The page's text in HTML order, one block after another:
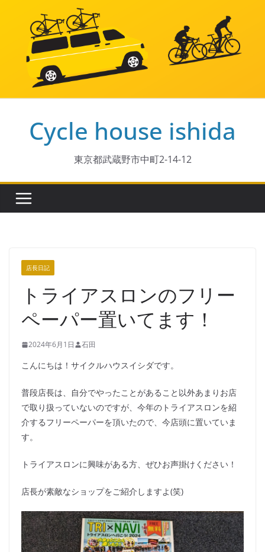
Cycle house ishida
東京都武蔵野市中町2-14-12
店長日記
トライアスロンのフリー
ペーパー置いてます！
2024年6月1日 石田
こんにちは！サイクルハウスイシダです。
普段店長は、自分でやったことがあること以外あまりお店
で取り扱っていないのですが、今年のトライアスロンを紹
介するフリーペーパーを頂いたので、今店頭に置いていま
す。
トライアスロンに興味がある方、ぜひお声掛けください！
店長が素敵なショップをご紹介しますよ(笑)